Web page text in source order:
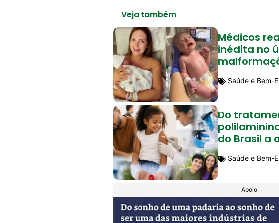
Veja também
Médicos
inédita no
Saúde e Bem-
Do
do Brasil a
Saúde e Bem-
Apoio